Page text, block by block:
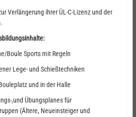
Verlängerung ihrer ÜL-C-Lizenz und der
Boule Sports mit Regeln
Lege- und Schießtechniken
und in der Halle
,und Übungsplanes für
(Ältere, Neueinsteiger und